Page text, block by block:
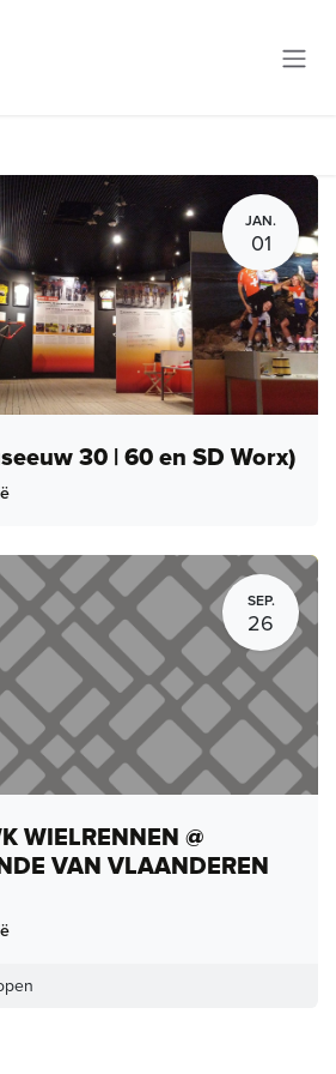
JAN.
01
30 | 60 en SD Worx)
SEP.
26
WIELRENNEN @
VAN VLAANDEREN